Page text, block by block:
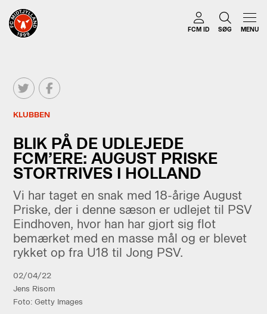
FCM ID SØG MENU
KLUBBEN
BLIK PÅ DE UDLEJEDE
FCM’ERE: AUGUST PRISKE
STORTRIVES I HOLLAND
Vi har taget en snak med 18-årige August
Priske, der i denne sæson er udlejet til PSV
Eindhoven, hvor han har gjort sig flot
bemærket med en masse mål og er blevet
rykket op fra U18 til Jong PSV.
02/04/22
Jens Risom
Foto: Getty Images